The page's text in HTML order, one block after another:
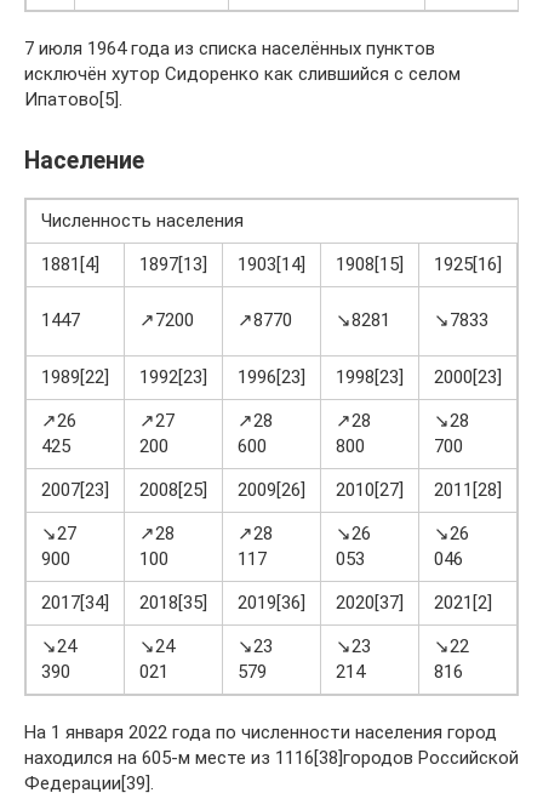
7 июля 1964 года из списка населённых пунктов
исключён хутор Сидоренко как слившийся с селом
Ипатово[5].
Население
Численность населения
1881[4]
1897[13] 1903[14] 1908[15] 1925[16]
1447 ↗7200 ↗8770 ↘8281 ↘7833
1989[22] 1992[23] 1996[23] 1998[23] 2000[23]
↗26
425
↗27
200
↗28
600
↗28
800
↘28
700
2007[23]
2008[25] 2009[26] 2010[27] 2011[28]
↘27
900
↗28
100
↗28
117
↘26
053
↘26
046
2017[34]
2018[35] 2019[36] 2020[37]
2021[2]
↘24
390
↘24
021
↘23
579
↘23
214
↘22
816
На 1 января 2022 года по численности населения город
находился на 605-м месте из 1116[38]городов Российской
Федерации[39].